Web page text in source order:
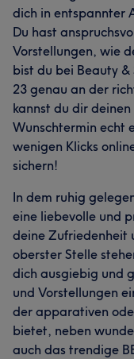
dich in entspannter
Du hast
Vorstellungen, wie
bist du bei Beauty
23 genau an der
kannst du dir
Wunschtermin echt
wenigen Klicks
sichern!
In dem ruhig
eine liebevolle und
deine Zufriedenheit
oberster Stelle
dich ausgiebig und
und Vorstellungen
der apparativen
bietet, neben
auch das trendige